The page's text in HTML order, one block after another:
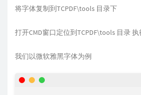
将字体复制到TCPDF\tools 目录下
打开CMD窗口定位到TCPDF\tools 目录
我们以微软雅黑字体为例